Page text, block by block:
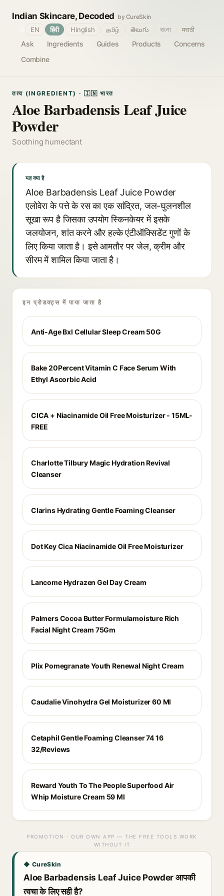
Indian Skincare, Decoded by CureSkin
Ask Ingredients Guides Products
Concerns
Combine
EN हिंदी Hinglish தமிழ் తెలుగు বাংলা मराठी
तत्व (INGREDIENT) · 🇮🇳 भारत
Aloe Barbadensis Leaf Juice
Powder
Soothing humectant
यह क्या है
Aloe Barbadensis Leaf Juice Powder
एलोवेरा के पत्ते के रस का एक सांद्रित, जल-घुलनशील
सूखा रूप है जिसका उपयोग स्किनकेयर में इसके
जलयोजन, शांत करने और हल्के एंटीऑक्सिडेंट गुणों के
लिए किया जाता है। इसे आमतौर पर जेल, क्रीम और
सीरम में शामिल किया जाता है।
इन प्रोडक्ट्स में पाया जाता है
Anti-Age Bxl Cellular Sleep Cream 50G
Bake 20Percent Vitamin C Face Serum With
Ethyl Ascorbic Acid
CICA + Niacinamide Oil Free Moisturizer - 15ML-
FREE
Charlotte Tilbury Magic Hydration Revival
Cleanser
Clarins Hydrating Gentle Foaming Cleanser
Dot Key Cica Niacinamide Oil Free Moisturizer
Lancome Hydrazen Gel Day Cream
Palmers Cocoa Butter Formulamoisture Rich
Facial Night Cream 75Gm
Plix Pomegranate Youth Renewal Night Cream
Caudalie Vinohydra Gel Moisturizer 60 Ml
Cetaphil Gentle Foaming Cleanser 74 16
32/Reviews
Reward Youth To The People Superfood Air
Whip Moisture Cream 59 Ml
PROMOTION · OUR OWN APP — THE FREE TOOLS WORK
WITHOUT IT
◆ CureSkin
Aloe Barbadensis Leaf Juice Powder आपकी
त्वचा के लिए सही है?